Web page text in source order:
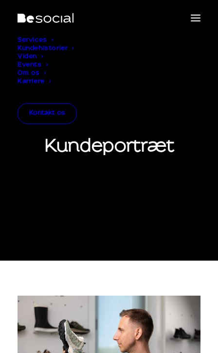
Services
Kundehistorier
Viden
Events
Om os
Karriere
Kontakt os
Kundeportræt